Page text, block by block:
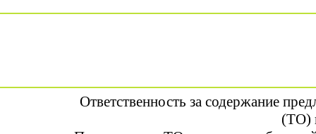
Ответственность за содержание
(ТО)